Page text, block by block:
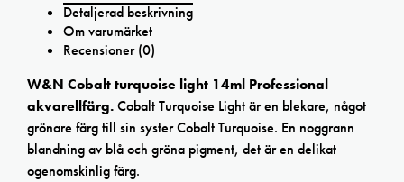
Detaljerad beskrivning
Om varumärket
Recensioner (0)
W&N Cobalt turquoise light 14ml Professional
akvarellfärg.Cobalt Turquoise Light är en blekare, något
grönare färg till sin syster Cobalt Turquoise. En noggrann
blandning av blå och gröna pigment, det är en delikat
ogenomskinlig färg.